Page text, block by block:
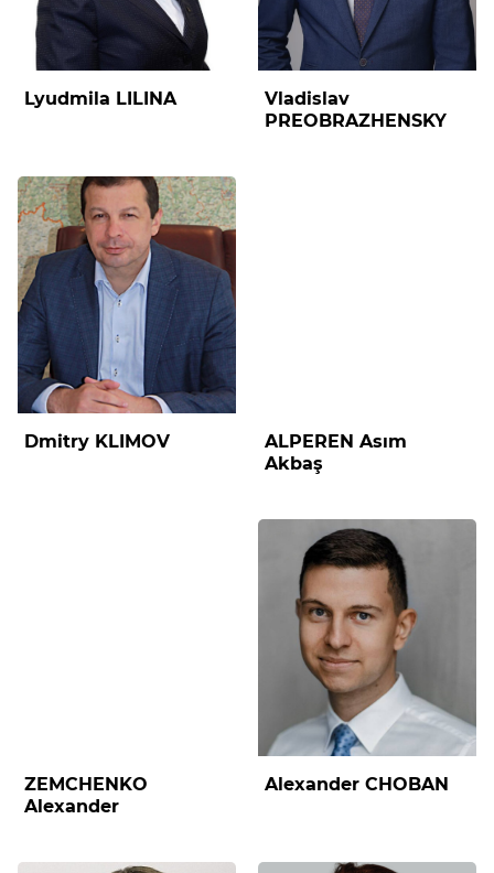
Lyudmila LILINA
Vladislav
PREOBRAZHENSKY
Dmitry KLIMOV
ALPEREN Asım
Akbaş
ZEMCHENKO
Alexander
Alexander CHOBAN